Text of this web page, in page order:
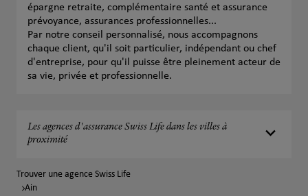
épargne retraite, complémentaire santé et assurance
prévoyance, assurances professionnelles...
Par notre conseil personnalisé, nous accompagnons
chaque client, qu'il soit particulier, indépendant ou chef
d'entreprise, pour qu'il puisse être pleinement acteur de
sa vie, privée et professionnelle.
Les agences d'assurance Swiss Life dans les villes à
proximité
Trouver une agence Swiss Life
Ain